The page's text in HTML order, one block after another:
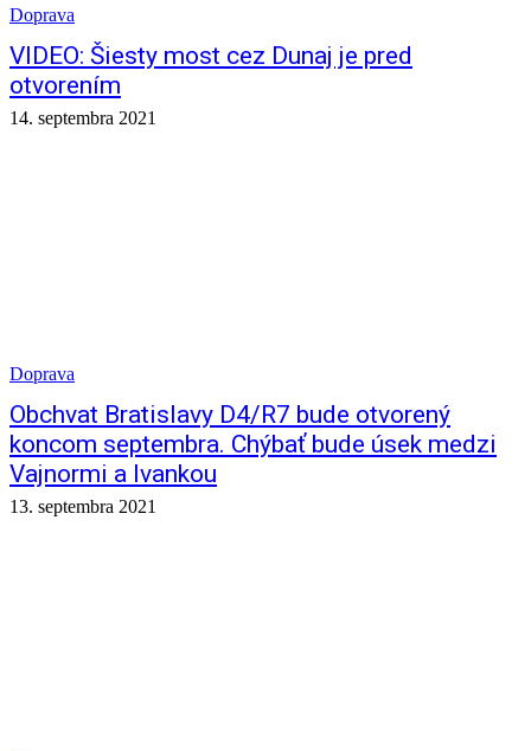
Doprava
VIDEO: Šiesty most cez Dunaj je pred
otvorením
14. septembra 2021
Doprava
Obchvat Bratislavy D4/R7 bude otvorený
koncom septembra. Chýbať bude úsek medzi
Vajnormi a Ivankou
13. septembra 2021